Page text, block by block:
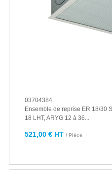
03704384
Ensemble de reprise ER 18/30
18 LHT, ARYG 12 à 36...
521,00 € HT / Pièce